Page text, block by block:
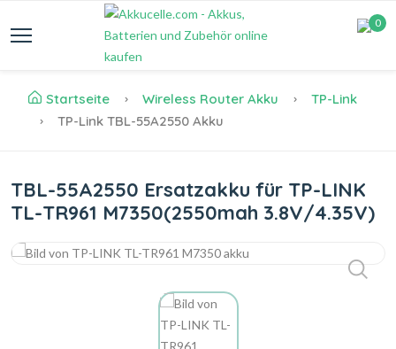
0
Startseite Wireless Router Akku
TP-Link
TP-Link TBL-55A2550 Akku
TBL-55A2550 Ersatzakku für TP-LINK
TL-TR961 M7350(2550mah 3.8V/4.35V)